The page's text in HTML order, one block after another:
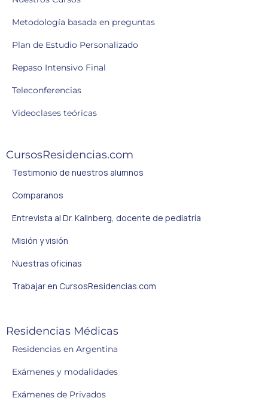
Metodología basada en preguntas
Plan de Estudio Personalizado
Repaso Intensivo Final
Teleconferencias
Videoclases teóricas
CursosResidencias.com
Testimonio de nuestros alumnos
Comparanos
Entrevista al Dr. Kalinberg, docente de pediatría
Misión y visión
Nuestras oficinas
Trabajar en CursosResidencias.com
Residencias Médicas
Residencias en Argentina
Exámenes y modalidades
Exámenes de Privados